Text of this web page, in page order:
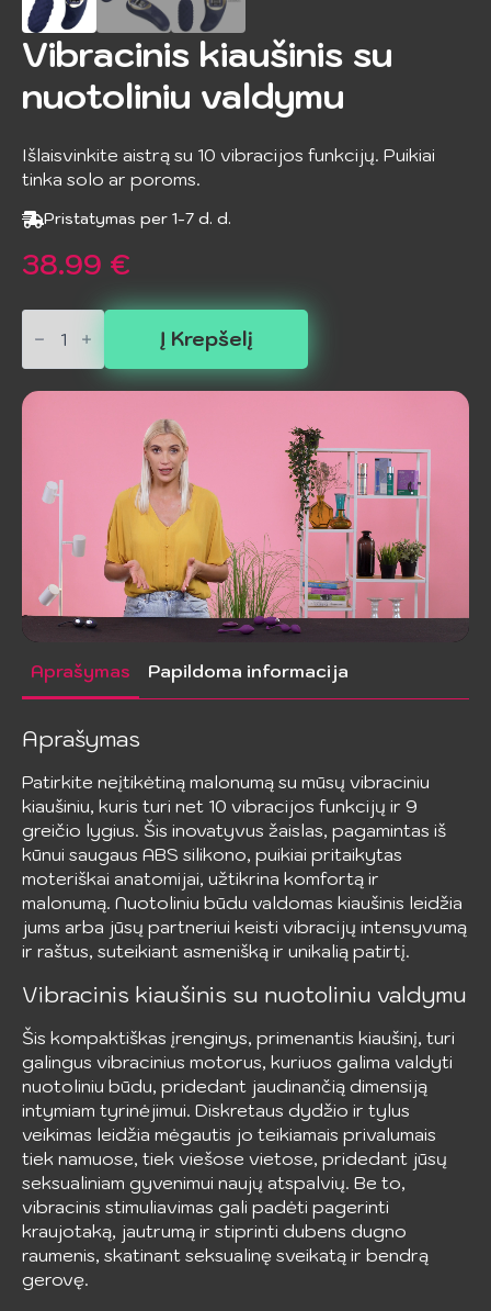
Vibracinis kiaušinis su
nuotoliniu valdymu
Išlaisvinkite aistrą su 10 vibracijos funkcijų. Puikiai
tinka solo ar poroms.
Pristatymas per 1-7 d. d.
38.99 €
produkto
kiekis:
Vibracinis
kiaušinis
su
nuotoliniu
Į Krepšelį
Aprašymas Papildoma informacija
Aprašymas
Patirkite neįtikėtiną malonumą su mūsų vibraciniu
kiaušiniu, kuris turi net 10 vibracijos funkcijų ir 9
greičio lygius. Šis inovatyvus žaislas, pagamintas iš
kūnui saugaus ABS silikono, puikiai pritaikytas
moteriškai anatomijai, užtikrina komfortą ir
malonumą. Nuotoliniu būdu valdomas kiaušinis leidžia
jums arba jūsų partneriui keisti vibracijų intensyvumą
ir raštus, suteikiant asmenišką ir unikalią patirtį.
Vibracinis kiaušinis su nuotoliniu valdymu
Šis kompaktiškas įrenginys, primenantis kiaušinį, turi
galingus vibracinius motorus, kuriuos galima valdyti
nuotoliniu būdu, pridedant jaudinančią dimensiją
intymiam tyrinėjimui. Diskretaus dydžio ir tylus
veikimas leidžia mėgautis jo teikiamais privalumais
tiek namuose, tiek viešose vietose, pridedant jūsų
seksualiniam gyvenimui naujų atspalvių. Be to,
vibracinis stimuliavimas gali padėti pagerinti
kraujotaką, jautrumą ir stiprinti dubens dugno
raumenis, skatinant seksualinę sveikatą ir bendrą
gerovę.